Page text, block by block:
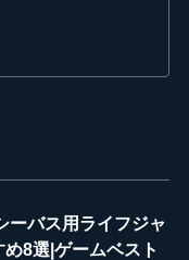
ーバス用ライフジャ
8選|ゲームベスト